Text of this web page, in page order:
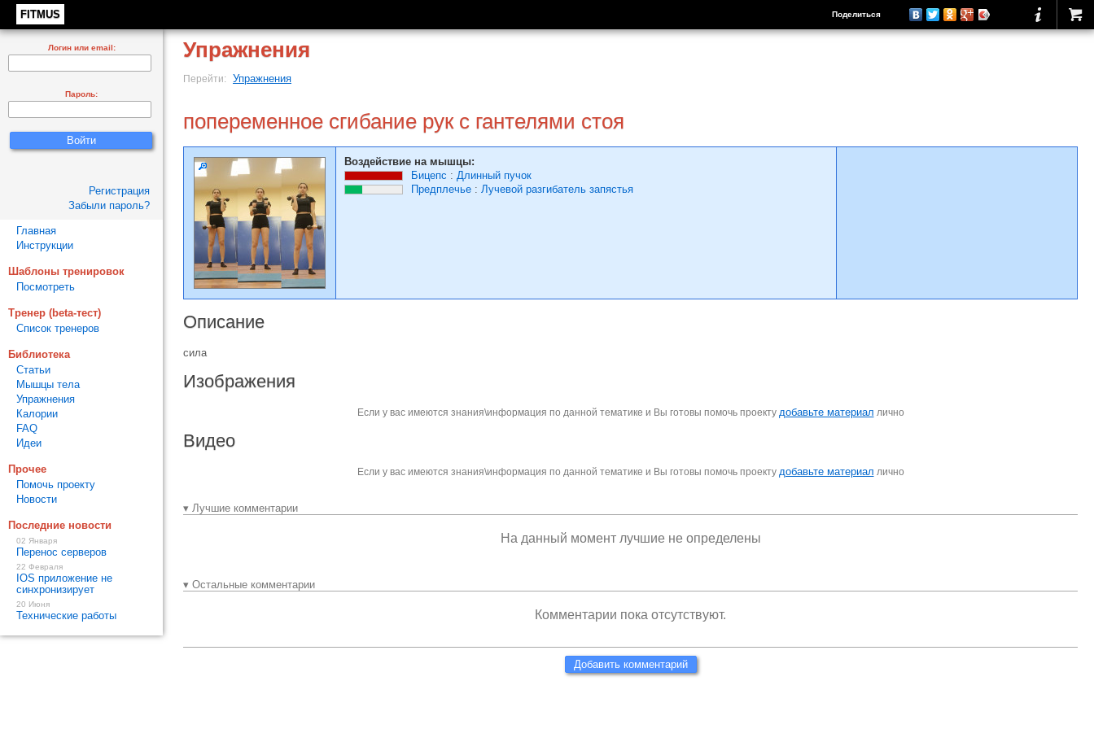
FITMUS Поделиться
Упражнения
Перейти: Упражнения
попеременное сгибание рук с гантелями стоя
Воздействие на мышцы:
Бицепс : Длинный пучок
Предплечье : Лучевой разгибатель запястья
Описание
сила
Изображения
Если у вас имеются знания\информация по данной тематике и Вы готовы помочь проекту добавьте материал лично
Видео
Если у вас имеются знания\информация по данной тематике и Вы готовы помочь проекту добавьте материал лично
▾ Лучшие комментарии
На данный момент лучшие не определены
▾ Остальные комментарии
Комментарии пока отсутствуют.
Добавить комментарий
Логин или email:
Пароль:
Регистрация
Забыли пароль?
Главная
Инструкции
Шаблоны тренировок
Посмотреть
Тренер (beta-тест)
Список тренеров
Библиотека
Статьи
Мышцы тела
Упражнения
Калории
FAQ
Идеи
Прочее
Помочь проекту
Новости
Последние новости
02 Января
Перенос серверов
22 Февраля
IOS приложение не
синхронизирует
20 Июня
Технические работы